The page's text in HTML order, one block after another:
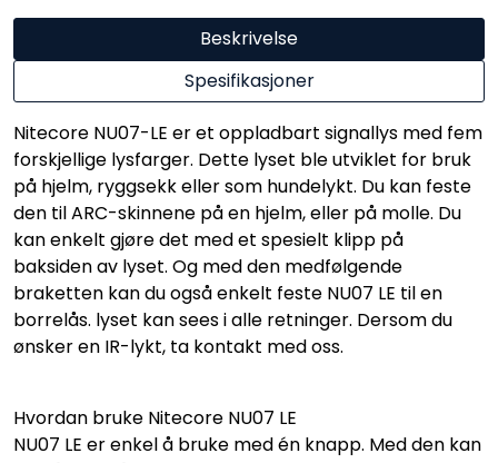
Beskrivelse
Spesifikasjoner
Nitecore NU07-LE er et oppladbart signallys med fem
forskjellige lysfarger. Dette lyset ble utviklet for bruk
på hjelm, ryggsekk eller som hundelykt. Du kan feste
den til ARC-skinnene på en hjelm, eller på molle. Du
kan enkelt gjøre det med et spesielt klipp på
baksiden av lyset. Og med den medfølgende
braketten kan du også enkelt feste NU07 LE til en
borrelås. lyset kan sees i alle retninger. Dersom du
ønsker en IR-lykt, ta kontakt med oss.
Hvordan bruke Nitecore NU07 LE
NU07 LE er enkel å bruke med én knapp. Med den kan